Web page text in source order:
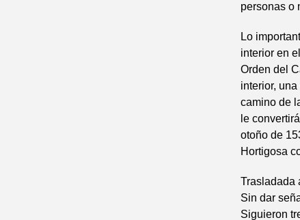
personas o
Lo
interior en
Orden del
interior,
camino de
le
otoño de
Hortigosa
Trasladada
Sin dar
Siguieron